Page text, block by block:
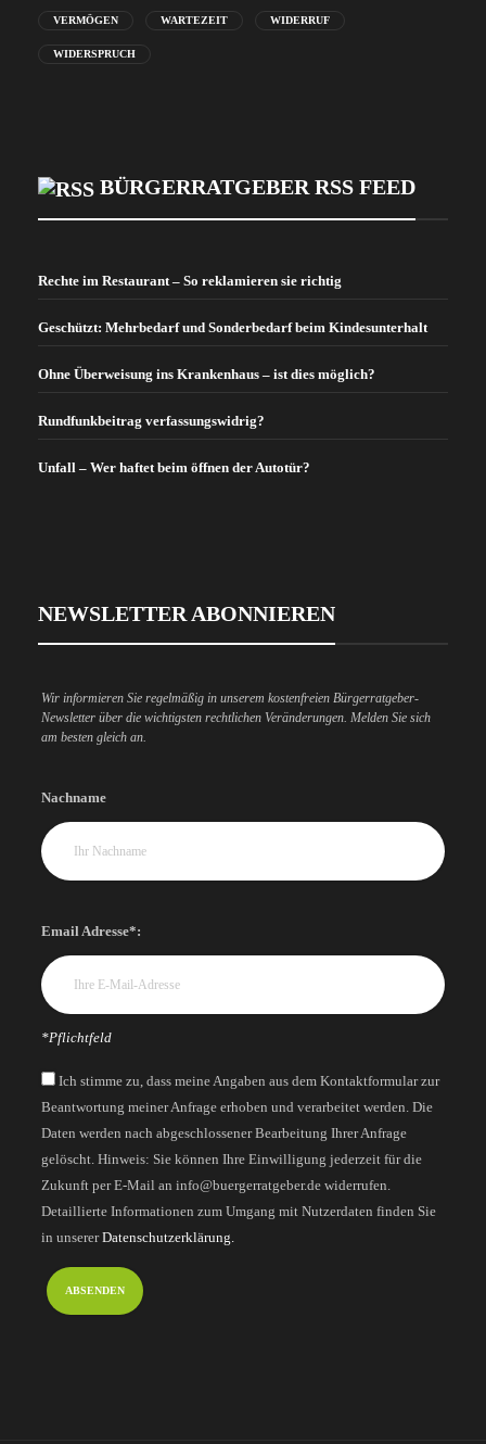
VERMÖGEN WARTEZEIT WIDERRUF
WIDERSPRUCH
BÜRGERRATGEBER RSS FEED
Rechte im Restaurant – So reklamieren sie richtig
Geschützt: Mehrbedarf und Sonderbedarf beim Kindesunterhalt
Ohne Überweisung ins Krankenhaus – ist dies möglich?
Rundfunkbeitrag verfassungswidrig?
Unfall – Wer haftet beim öffnen der Autotür?
NEWSLETTER ABONNIEREN
Wir informieren Sie regelmäßig in unserem kostenfreien Bürgerratgeber-
Newsletter über die wichtigsten rechtlichen Veränderungen. Melden Sie sich
am besten gleich an.
Nachname
Email Adresse*:
*Pflichtfeld
Ich stimme zu, dass meine Angaben aus dem Kontaktformular zur
Beantwortung meiner Anfrage erhoben und verarbeitet werden. Die
Daten werden nach abgeschlossener Bearbeitung Ihrer Anfrage
gelöscht. Hinweis: Sie können Ihre Einwilligung jederzeit für die
Zukunft per E-Mail an info@buergerratgeber.de widerrufen.
Detaillierte Informationen zum Umgang mit Nutzerdaten finden Sie
in unsererDatenschutzerklärung.